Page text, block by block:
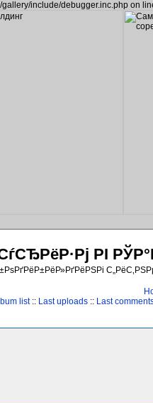
include/debugger.inc.php on
РІ
list:: Last uploads :: Last